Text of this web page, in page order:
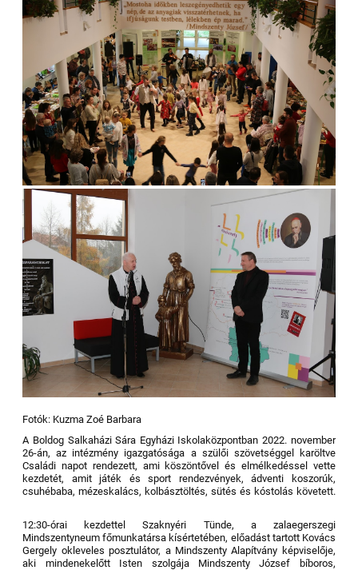
Fotók: Kuzma Zoé Barbara
A Boldog Salkaházi Sára Egyházi Iskolaközpontban 2022. november
26-án, az intézmény igazgatósága a szülői szövetséggel karöltve
Családi napot rendezett, ami köszöntővel és elmélkedéssel vette
kezdetét, amit játék és sport rendezvények, ádventi koszorúk,
csuhébaba, mézeskalács, kolbásztöltés, sütés és kóstolás követett.
12:30-órai kezdettel Szaknyéri Tünde, a zalaegerszegi
Mindszentyneum főmunkatársa kísértetében, előadást tartott Kovács
Gergely okleveles posztulátor, a Mindszenty Alapítvány képviselője,
aki mindenekelőtt Isten szolgája Mindszenty József bíboros,